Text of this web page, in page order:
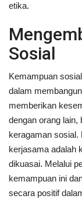
etika.
Sosial
Kemampuan
dalam
memberikan
dengan orang
keragaman
kerjasama adalah
dikuasai. Melalui
kemampuan ini
secara positif